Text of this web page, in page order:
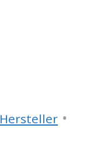
Hersteller •